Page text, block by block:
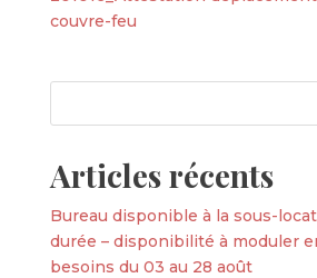
couvre-feu
Articles récents
Bureau disponible à la sous-
durée – disponibilité à moduler
besoins du 03 au 28 août